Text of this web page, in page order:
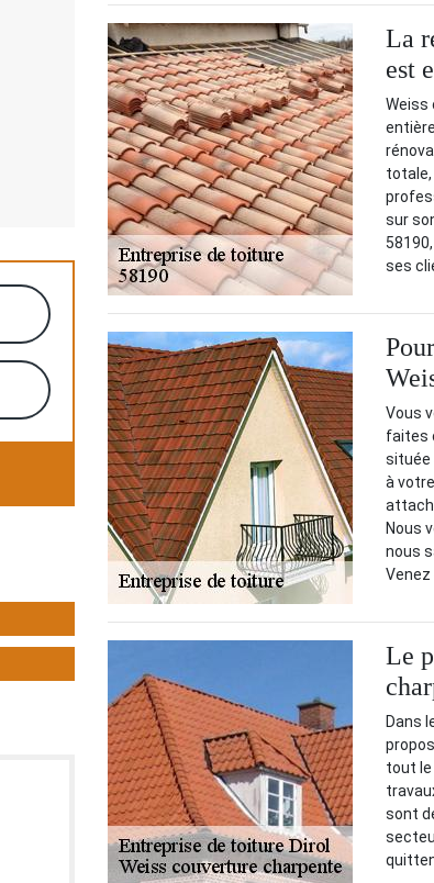
La
est
Weiss
totale,
sur
ses
Vous
faites
située
à
Nous
nous
Le
Dans
tout le
sont